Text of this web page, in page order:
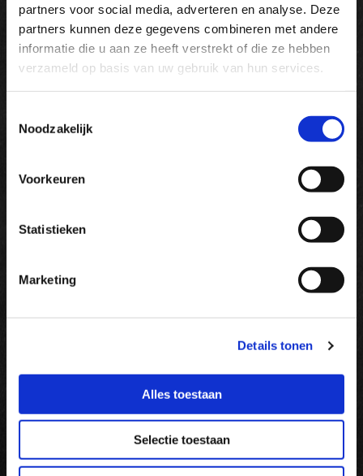
partners voor social media, adverteren en analyse. Deze
partners kunnen deze gegevens combineren met andere
informatie die u aan ze heeft verstrekt of die ze hebben
verzameld op basis van uw gebruik van hun services.
Noodzakelijk
Voorkeuren
Statistieken
Marketing
Details tonen
Alles toestaan
Selectie toestaan
Tot snel,
Marijn Hopman
Wilt u graag genieten van een tuin, maar mist u de
groene vingers om deze droom waar te maken?
Hopman Hoveniers uit Milsbeek staat klaar om u
van dienst te zijn. Met een
van meer
tuinonderhoud en andere
Tijd dat uw tuin onderhanden wordt genomen?
MAAK DAN EEN AFSPRAAK MET ONS
Accepteer marketingcookies om deze video te